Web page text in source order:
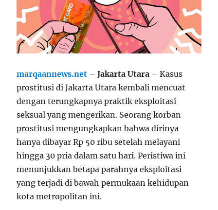
marqaannews.net –Jakarta Utara – Kasus
prostitusi di Jakarta Utara kembali mencuat
dengan terungkapnya praktik eksploitasi
seksual yang mengerikan. Seorang korban
prostitusi mengungkapkan bahwa dirinya
hanya dibayar Rp 50 ribu setelah melayani
hingga 30 pria dalam satu hari. Peristiwa ini
menunjukkan betapa parahnya eksploitasi
yang terjadi di bawah permukaan kehidupan
kota metropolitan ini.